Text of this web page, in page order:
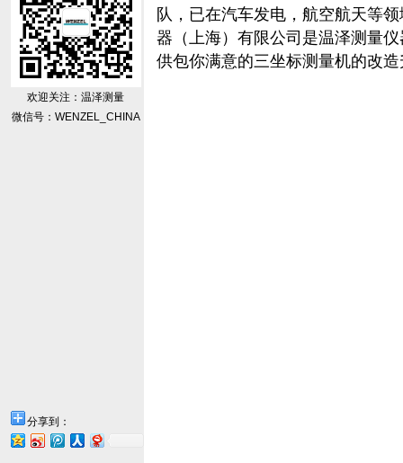
欢迎关注：温泽测量
微信号：WENZEL_CHINA
分享到：
队，已在汽车发电，航空航天等
器（上海）有限公司是温泽测量
供包你满意的三坐标测量机的改